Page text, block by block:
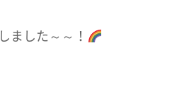
しました～～！